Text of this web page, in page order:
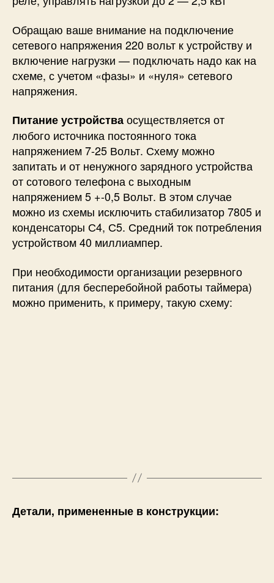
Обращаю ваше внимание на подключение
сетевого напряжения 220 вольт к устройству и
включение нагрузки — подключать надо как на
схеме, с учетом «фазы» и «нуля» сетевого
напряжения.
Питание устройстваосуществляется от
любого источника постоянного тока
напряжением 7-25 Вольт. Схему можно
запитать и от ненужного зарядного устройства
от сотового телефона с выходным
напряжением 5 +-0,5 Вольт. В этом случае
можно из схемы исключить стабилизатор 7805 и
конденсаторы С4, С5. Средний ток потребления
устройством 40 миллиампер.
При необходимости организации резервного
питания (для бесперебойной работы таймера)
можно применить, к примеру, такую схему:
Детали, примененные в конструкции: